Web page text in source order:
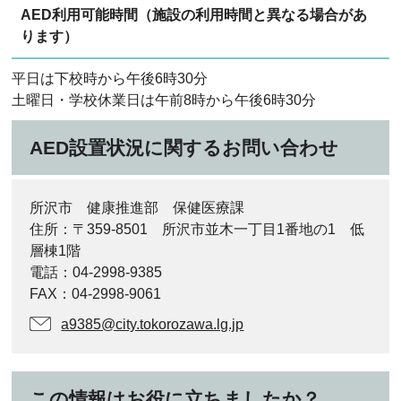
AED利用可能時間（施設の利用時間と異なる場合があ
ります）
平日は下校時から午後6時30分
土曜日・学校休業日は午前8時から午後6時30分
AED設置状況に関するお問い合わせ
所沢市 健康推進部 保健医療課
住所：〒359-8501 所沢市並木一丁目1番地の1 低
層棟1階
電話：04-2998-9385
FAX：04-2998-9061
a9385@city.tokorozawa.lg.jp